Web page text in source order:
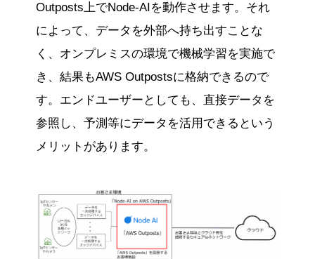
Outposts上でNode-AIを動作させます。それ
によって、データを外部へ持ち出すことな
く、オンプレミスの環境で機械学習を実施で
き、結果もAWS Outpostsに格納できるので
す。エンドユーザーとしても、直接データを
参照し、予測等にデータを活用できるという
メリットがあります。